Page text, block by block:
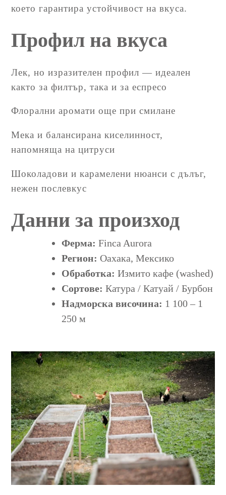
което гарантира устойчивост на вкуса.
Профил на вкуса
Лек, но изразителен профил — идеален
както за филтър, така и за еспресо
Флорални аромати още при смилане
Мека и балансирана киселинност,
напомняща на цитруси
Шоколадови и карамелени нюанси с дълъг,
нежен послевкус
Данни за произход
Ферма: Finca Aurora
Регион: Оахака, Мексико
Обработка: Измито кафе (washed)
Сортове: Катура / Катуай / Бурбон
Надморска височина: 1 100 – 1
250 м